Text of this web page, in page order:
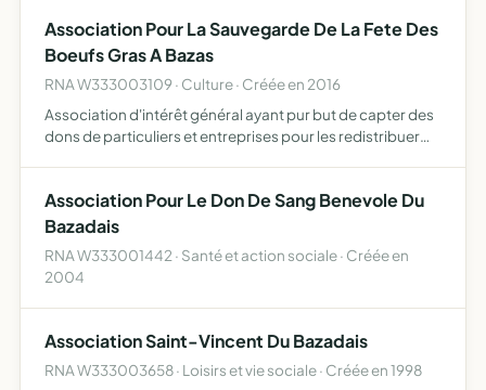
Association Pour La Sauvegarde De La Fete Des
Boeufs Gras A Bazas
RNA W333003109 · Culture · Créée en 2016
Association d'intérêt général ayant pur but de capter des
dons de particuliers et entreprises pour les redistribuer
Association Pour Le Don De Sang Benevole Du
Bazadais
RNA W333001442 · Santé et action sociale · Créée en
2004
Association Saint-Vincent Du Bazadais
RNA W333003658 · Loisirs et vie sociale · Créée en 1998